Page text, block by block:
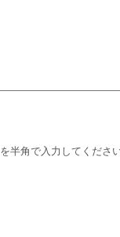
を半角で入力してくださ